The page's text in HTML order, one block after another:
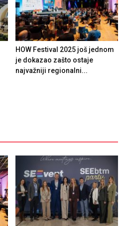
HOW Festival 2025 još jednom
je dokazao zašto ostaje
najvažniji regionalni...